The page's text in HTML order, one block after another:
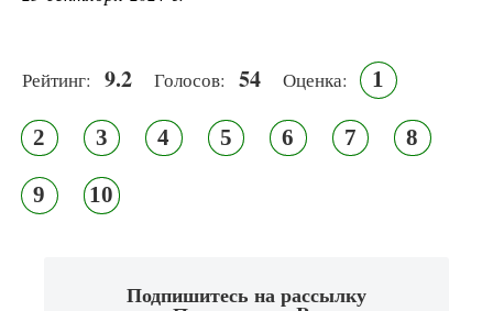
Рейтинг: 9.2 Голосов: 54 Оценка: 1
2 3 4 5 6 7 8
9 10
Подпишитесь на рассылку